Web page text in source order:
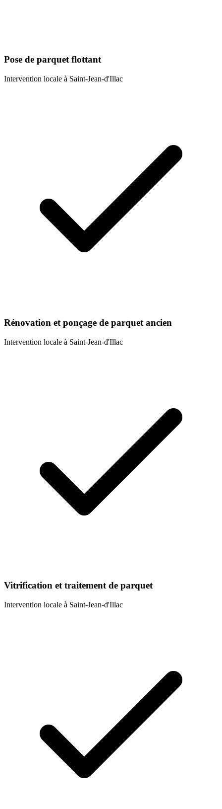
Pose de parquet flottant
Intervention locale à Saint-Jean-d'Illac
Rénovation et ponçage de parquet ancien
Intervention locale à Saint-Jean-d'Illac
Vitrification et traitement de parquet
Intervention locale à Saint-Jean-d'Illac